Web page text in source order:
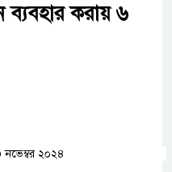
ব্যবহার করায় ৬
নভেম্বর ২০২৪